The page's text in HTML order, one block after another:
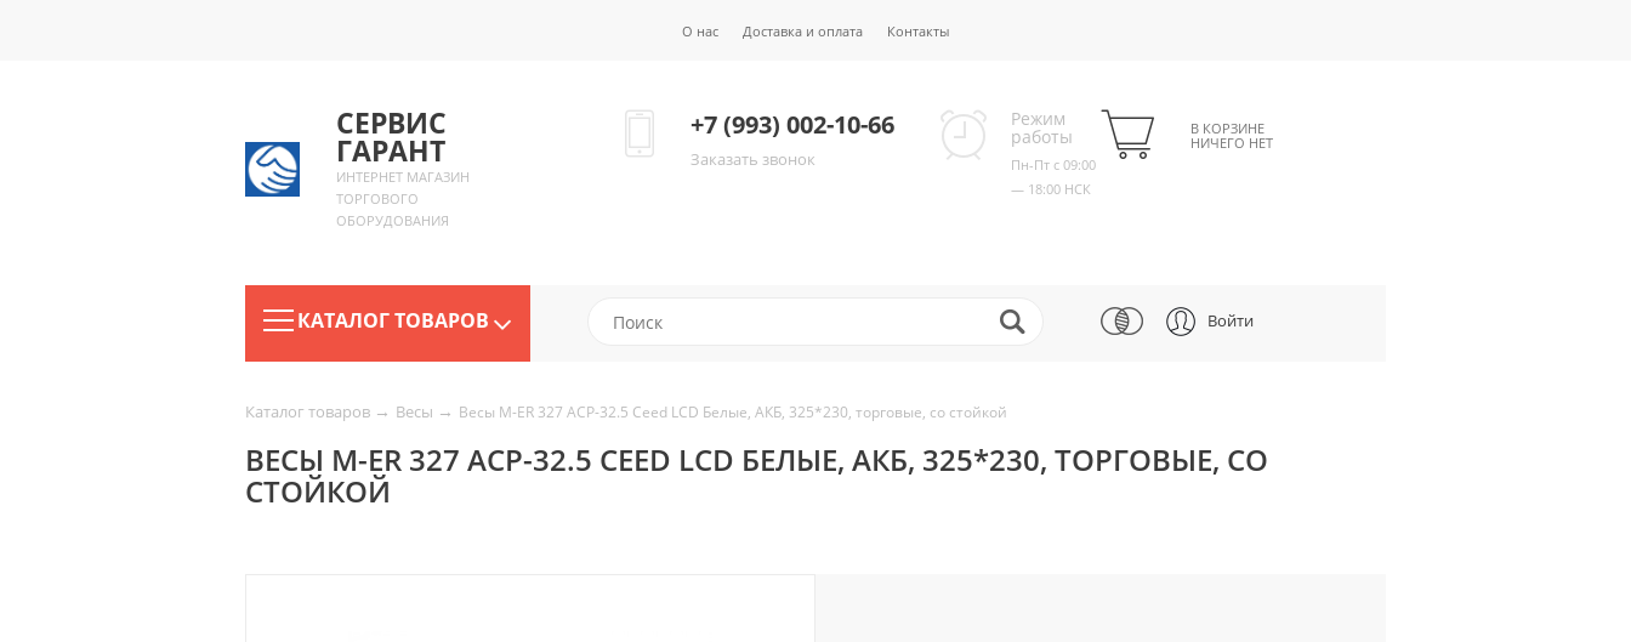
О нас Доставка и оплата Контакты
СЕРВИС
ГАРАНТ
ИНТЕРНЕТ МАГАЗИН
ТОРГОВОГО
ОБОРУДОВАНИЯ
+7 (993) 002-10-66
Заказать звонок
Режим
работы
Пн-Пт с 09:00
— 18:00 НСК
В КОРЗИНЕ
НИЧЕГО НЕТ
КАТАЛОГ ТОВАРОВ Войти
Каталог товаров → Весы → Весы M-ER 327 ACP-32.5 Ceed LCD Белые, АКБ, 325*230, торговые, со стойкой
ВЕСЫ M-ER 327 ACP-32.5 CEED LCD БЕЛЫЕ, АКБ, 325*230, ТОРГОВЫЕ, СО
СТОЙКОЙ